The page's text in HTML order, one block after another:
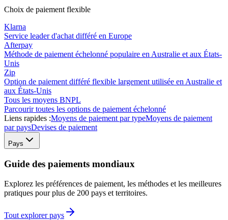
Choix de paiement flexible
Klarna
Service leader d'achat différé en Europe
Afterpay
Méthode de paiement échelonné populaire en Australie et aux États-
Unis
Zip
Option de paiement différé flexible largement utilisée en Australie et
aux États-Unis
Tous les moyens BNPL
Parcourir toutes les options de paiement échelonné
Liens rapides :Moyens de paiement par typeMoyens de paiement
par paysDevises de paiement
Pays
Guide des paiements mondiaux
Explorez les préférences de paiement, les méthodes et les meilleures
pratiques pour plus de 200 pays et territoires.
Tout explorer pays